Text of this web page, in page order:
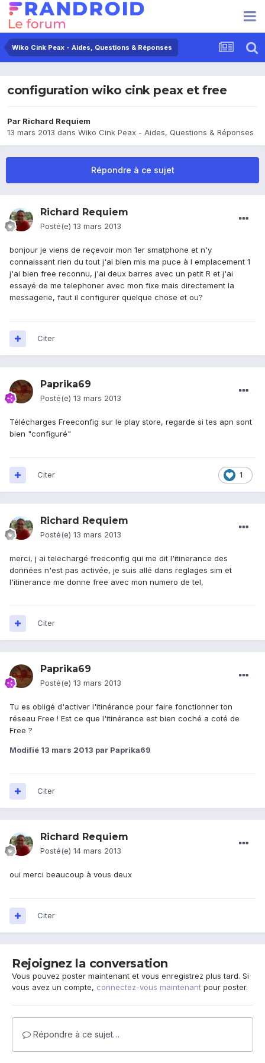
Wiko Cink Peax - Aides, Questions & Réponses
configuration wiko cink peax et free
Par Richard Requiem
13 mars 2013 dans Wiko Cink Peax - Aides, Questions & Réponses
Répondre à ce sujet
Richard Requiem
Posté(e) 13 mars 2013
bonjour je viens de reçevoir mon 1er smatphone et n'y
connaissant rien du tout j'ai bien mis ma puce à l emplacement 1
j'ai bien free reconnu, j'ai deux barres avec un petit R et j'ai
essayé de me telephoner avec mon fixe mais directement la
messagerie, faut il configurer quelque chose et ou?
Citer
Paprika69
Posté(e) 13 mars 2013
Télécharges Freeconfig sur le play store, regarde si tes apn sont
bien "configuré"
1
Citer
Richard Requiem
Posté(e) 13 mars 2013
merci, j ai telechargé freeconfig qui me dit l'itinerance des
données n'est pas activée, je suis allé dans reglages sim et
l'itinerance me donne free avec mon numero de tel,
Citer
Paprika69
Posté(e) 13 mars 2013
Tu es obligé d'activer l'itinérance pour faire fonctionner ton
réseau Free ! Est ce que l'itinérance est bien coché a coté de
Free ?
Modifié 13 mars 2013 par Paprika69
Citer
Richard Requiem
Posté(e) 14 mars 2013
oui merci beaucoup à vous deux
Citer
Rejoignez la conversation
Vous pouvez poster maintenant et vous enregistrez plus tard. Si
vous avez un compte, connectez-vous maintenant pour poster.
Répondre à ce sujet…